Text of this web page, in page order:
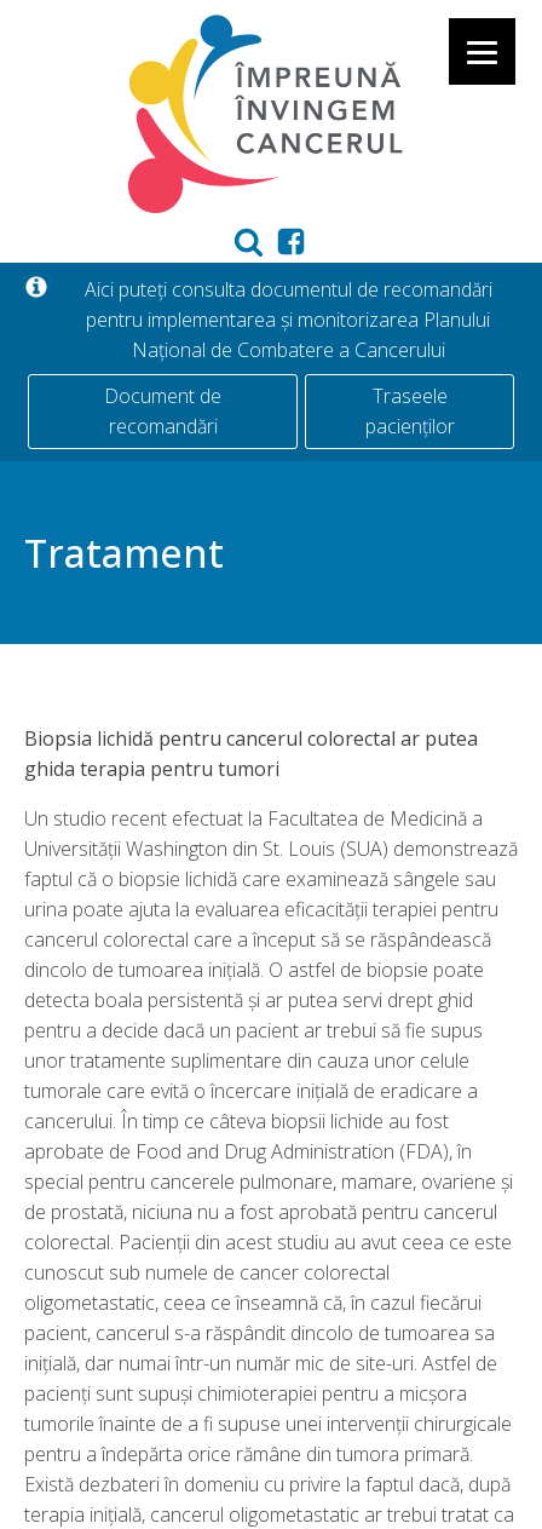
Aici puteți consulta documentul de recomandări
pentru implementarea și monitorizarea Planului
Național de Combatere a Cancerului
Document de
recomandări
Traseele
pacienților
Tratament
Biopsia lichidă pentru cancerul colorectal ar putea
ghida terapia pentru tumori
Un studio recent efectuat la Facultatea de Medicină a
Universității Washington din St. Louis (SUA) demonstrează
faptul că o biopsie lichidă care examinează sângele sau
urina poate ajuta la evaluarea eficacității terapiei pentru
cancerul colorectal care a început să se răspândească
dincolo de tumoarea inițială. O astfel de biopsie poate
detecta boala persistentă și ar putea servi drept ghid
pentru a decide dacă un pacient ar trebui să fie supus
unor tratamente suplimentare din cauza unor celule
tumorale care evită o încercare inițială de eradicare a
cancerului. În timp ce câteva biopsii lichide au fost
aprobate de Food and Drug Administration (FDA), în
special pentru cancerele pulmonare, mamare, ovariene și
de prostată, niciuna nu a fost aprobată pentru cancerul
colorectal. Pacienții din acest studiu au avut ceea ce este
cunoscut sub numele de cancer colorectal
oligometastatic, ceea ce înseamnă că, în cazul fiecărui
pacient, cancerul s-a răspândit dincolo de tumoarea sa
inițială, dar numai într-un număr mic de site-uri. Astfel de
pacienți sunt supuși chimioterapiei pentru a micșora
tumorile înainte de a fi supuse unei intervenții chirurgicale
pentru a îndepărta orice rămâne din tumora primară.
Există dezbateri în domeniu cu privire la faptul dacă, după
terapia inițială, cancerul oligometastatic ar trebui tratat ca